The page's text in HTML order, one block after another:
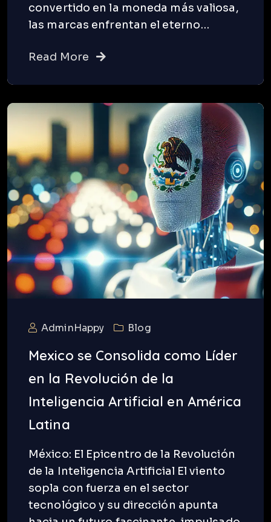
convertido en la moneda más valiosa,
las marcas enfrentan el eterno…
Read More
AdminHappy Blog
Mexico se Consolida como Líder
en la Revolución de la
Inteligencia Artificial en América
Latina
México: El Epicentro de la Revolución
de la Inteligencia Artificial El viento
sopla con fuerza en el sector
tecnológico y su dirección apunta